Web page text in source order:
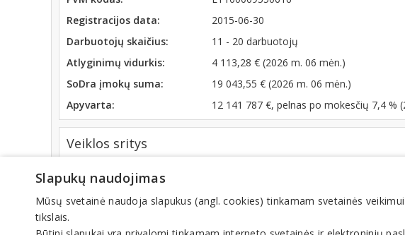
Registracijos data:
2015-06-30
Darbuotojų skaičius:
11 - 20 darbuotojų
Atlyginimų vidurkis:
4 113,28 € (2026 m. 06 mėn.)
SoDra įmokų suma:
19 043,55 € (2026 m. 06 mėn.)
Apyvarta:
12 141 787 €, pelnas po mokesčių 7,4 %
Veiklos sritys
Slapukų naudojimas
Mūsų svetainė naudoja slapukus (angl. cookies) tinkamam svetainės
tikslais.